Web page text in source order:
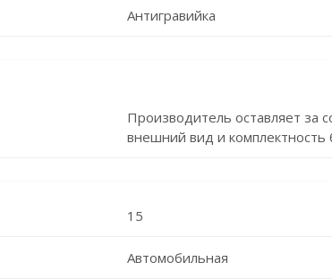
Антигравийка
Производитель оставляет за
внешний вид и комплектность
15
Автомобильная